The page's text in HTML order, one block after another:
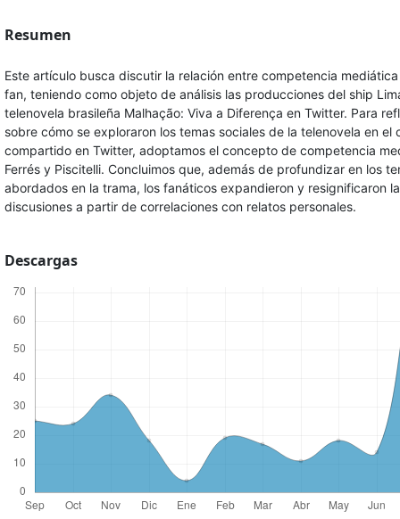
Resumen
Este artículo busca discutir la relación entre competencia
fan, teniendo como objeto de análisis las producciones del ship
telenovela brasileña Malhação: Viva a Diferença en Twitter. Para
sobre cómo se exploraron los temas sociales de la telenovela en el
compartido en Twitter, adoptamos el concepto de competencia
Ferrés y Piscitelli. Concluimos que, además de profundizar en los
abordados en la trama, los fanáticos expandieron y resignificaron
discusiones a partir de correlaciones con relatos personales.
Descargas